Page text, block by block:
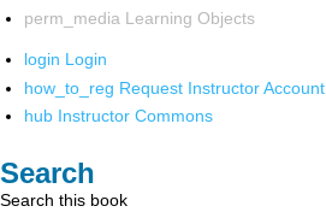
perm_media Learning Objects
login Login
how_to_reg Request Instructor Account
hub Instructor Commons
Search
Search this book